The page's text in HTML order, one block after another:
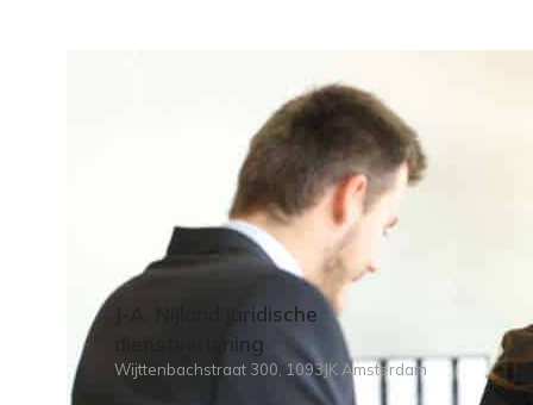
J-A. Nijland juridische
dienstverlening
Wijttenbachstraat 300, 1093JK Amsterdam